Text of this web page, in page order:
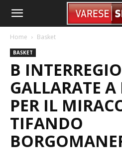
Home Basket
BASKET
B
GALLARATE A
PER IL
TIFANDO